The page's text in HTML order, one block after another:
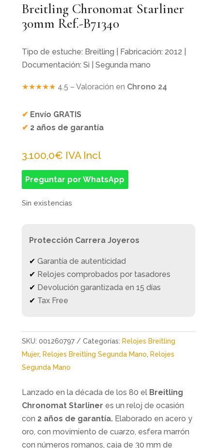
Breitling Chronomat Starliner
30mm Ref.-B71340
Tipo de estuche: Breitling | Fabricación: 2012 |
Documentación: Si | Segunda mano
★★★★★ 4.5 – Valoración en Chrono 24
✔ Envío GRATIS
✔ 2 años de garantía
3.100,0€ IVA Incl
Preguntar por WhatsApp
Sin existencias
Protección Carrera Joyeros
✔ Garantía de autenticidad
✔ Relojes comprobados por tasadores
✔ Devolución garantizada en 15 días
✔ Tax Free
SKU: 001260797 Categorías: Relojes Breitling
Mujer, Relojes Breitling Segunda Mano
Relojes
Segunda Mano
Lanzado en la década de los 80 el Breitling
Chronomat Starliner es un reloj de ocasión
con 2 años de garantía.Elaborado en acero y
oro, con movimiento de cuarzo, esfera marrón
con números romanos, caja de 30 mm de